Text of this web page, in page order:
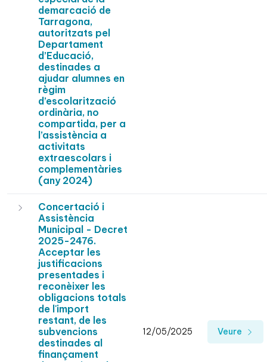
demarcació de
Tarragona,
autoritzats pel
Departament
d’Educació,
destinades a
ajudar alumnes en
règim
d’escolarització
ordinària, no
compartida, per a
l’assistència a
activitats
extraescolars i
complementàries
(any 2024)
Concertació i
Assistència
Municipal - Decret
2025-2476.
Acceptar les
justificacions
presentades i
reconèixer les
obligacions totals
de l'import
restant, de les
subvencions
destinades al
finançament
12/05/2025 Veure